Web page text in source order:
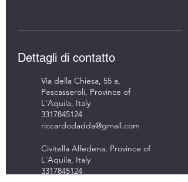
Dettagli di contatto
Via della Chiesa, 55 a,
Pescasseroli, Province of
L'Aquila, Italy
3317845124
riccardodadda@gmail.com
Civitella Alfedena, Province of
L'Aquila, Italy
3317845124